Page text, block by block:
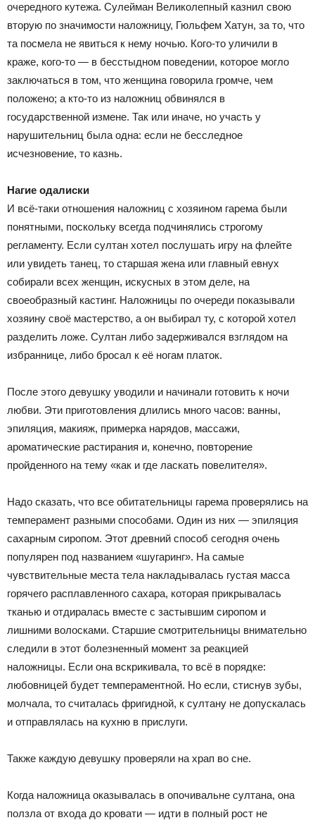
очередного кутежа. Сулейман Великолепный казнил свою
вторую по значимости наложницу, Гюльфем Хатун, за то, что
та посмела не явиться к нему ночью. Кого-то уличили в
краже, кого-то — в бесстыдном поведении, которое могло
заключаться в том, что женщина говорила громче, чем
положено; а кто-то из наложниц обвинялся в
государственной измене. Так или иначе, но участь у
нарушительниц была одна: если не бесследное
исчезновение, то казнь.
Нагие одалиски
И всё-таки отношения наложниц с хозяином гарема были
понятными, поскольку всегда подчинялись строгому
регламенту. Если султан хотел послушать игру на флейте
или увидеть танец, то старшая жена или главный евнух
собирали всех женщин, искусных в этом деле, на
своеобразный кастинг. Наложницы по очереди показывали
хозяину своё мастерство, а он выбирал ту, с которой хотел
разделить ложе. Султан либо задерживался взглядом на
избраннице, либо бросал к её ногам платок.
После этого девушку уводили и начинали готовить к ночи
любви. Эти приготовления длились много часов: ванны,
эпиляция, макияж, примерка нарядов, массажи,
ароматические растирания и, конечно, повторение
пройденного на тему «как и где ласкать повелителя».
Надо сказать, что все обитательницы гарема проверялись на
темперамент разными способами. Один из них — эпиляция
сахарным сиропом. Этот древний способ сегодня очень
популярен под названием «шугаринг». На самые
чувствительные места тела накладывалась густая масса
горячего расплавленного сахара, которая прикрывалась
тканью и отдиралась вместе с застывшим сиропом и
лишними волосками. Старшие смотрительницы внимательно
следили в этот болезненный момент за реакцией
наложницы. Если она вскрикивала, то всё в порядке:
любовницей будет темпераментной. Но если, стиснув зубы,
молчала, то считалась фригидной, к султану не допускалась
и отправлялась на кухню в прислуги.
Также каждую девушку проверяли на храп во сне.
Когда наложница оказывалась в опочивальне султана, она
ползла от входа до кровати — идти в полный рост не